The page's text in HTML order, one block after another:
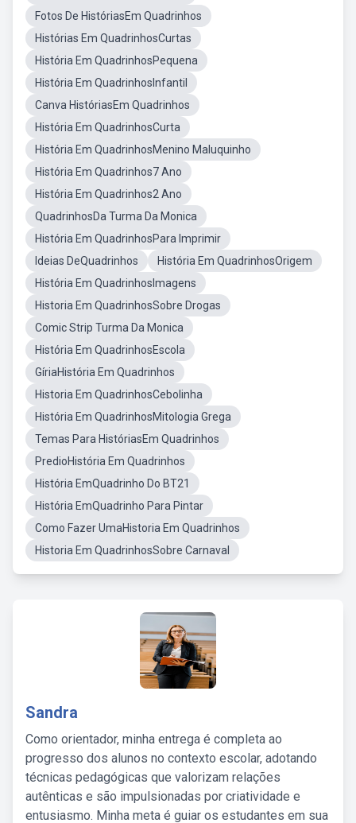
Fotos De HistóriasEm Quadrinhos
Histórias Em QuadrinhosCurtas
História Em QuadrinhosPequena
História Em QuadrinhosInfantil
Canva HistóriasEm Quadrinhos
História Em QuadrinhosCurta
História Em QuadrinhosMenino Maluquinho
História Em Quadrinhos7 Ano
História Em Quadrinhos2 Ano
QuadrinhosDa Turma Da Monica
História Em QuadrinhosPara Imprimir
Ideias DeQuadrinhos
História Em QuadrinhosOrigem
História Em QuadrinhosImagens
Historia Em QuadrinhosSobre Drogas
Comic Strip Turma Da Monica
História Em QuadrinhosEscola
GíriaHistória Em Quadrinhos
Historia Em QuadrinhosCebolinha
História Em QuadrinhosMitologia Grega
Temas Para HistóriasEm Quadrinhos
PredioHistória Em Quadrinhos
História EmQuadrinho Do BT21
História EmQuadrinho Para Pintar
Como Fazer UmaHistoria Em Quadrinhos
Historia Em QuadrinhosSobre Carnaval
Sandra
Como orientador, minha entrega é completa ao
progresso dos alunos no contexto escolar, adotando
técnicas pedagógicas que valorizam relações
autênticas e são impulsionadas por criatividade e
entusiasmo. Minha meta é guiar os estudantes em sua